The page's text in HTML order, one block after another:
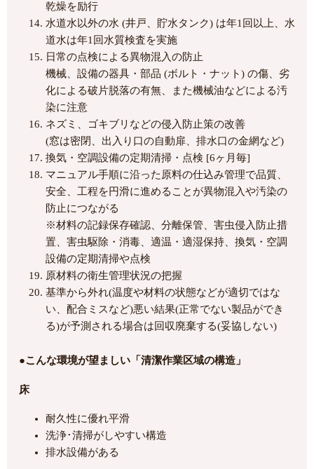
乾燥を励行
水道水以外の水 (井戸、貯水タンク) は年1回以上、水
道水は年1回水質検査を実施
日常の点検による異物混入の防止
機械、設備の器具・部品 (ボルト・ナット) の傷、劣
化による破片脱落の有無、また機械油などによる汚
染に注意
ネズミ、ゴキブリなどの侵入防止策の改善
(窓は密閉、出入り口の自動扉、排水口の金網など)
換気・空調設備の定期清掃・点検 [6ヶ月毎]
マニュアル手順に沿った原料の仕込み管理で品質、
安全、工程を円滑に進めることが異物混入や汚染の
防止につながる
※材料の記録保存確認、分離保管、害虫侵入防止措
置、害虫駆除・消毒、適温・適湿保持、換気・空調
設備の定期清掃や点検
原材料の衛生管理状況の把握
基準から外れ(温度や材料の状態などが適切ではな
い、配合ミスなど)悪い結果(正常でない製品ができ
る)が予測される場合は回収廃棄する(妥協しない)
●こんな環境が望ましい「清潔作業区域の構造」
床
耐久性に優れ平滑
洗浄･清掃がしやすい構造
排水設備がある